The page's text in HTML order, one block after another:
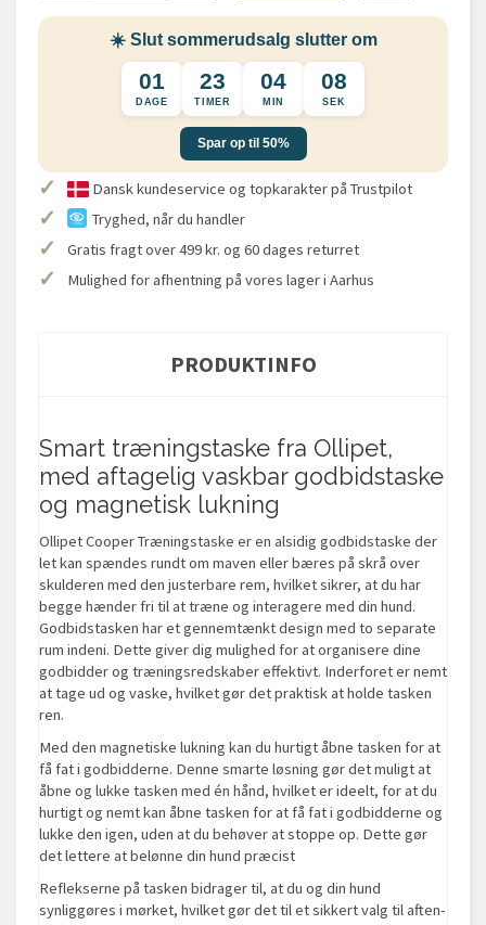
☀️ Slut sommerudsalg slutter om
01
DAGE
23
TIMER
04
MIN
07
SEK
Spar op til 50%
✓ Dansk kundeservice og topkarakter på Trustpilot
✓ Tryghed, når du handler
✓ Gratis fragt over 499 kr. og 60 dages returret
✓ Mulighed for afhentning på vores lager i Aarhus
PRODUKTINFO
Smart træningstaske fra Ollipet,
med aftagelig vaskbar godbidstaske
og magnetisk lukning
Ollipet Cooper Træningstaske er en alsidig godbidstaske der
let kan spændes rundt om maven eller bæres på skrå over
skulderen med den justerbare rem, hvilket sikrer, at du har
begge hænder fri til at træne og interagere med din hund.
Godbidstasken har et gennemtænkt design med to separate
rum indeni. Dette giver dig mulighed for at organisere dine
godbidder og træningsredskaber effektivt. Inderforet er nemt
at tage ud og vaske, hvilket gør det praktisk at holde tasken
ren.
Med den magnetiske lukning kan du hurtigt åbne tasken for at
få fat i godbidderne. Denne smarte løsning gør det muligt at
åbne og lukke tasken med én hånd, hvilket er ideelt, for at du
hurtigt og nemt kan åbne tasken for at få fat i godbidderne og
lukke den igen, uden at du behøver at stoppe op. Dette gør
det lettere at belønne din hund præcist
Reflekserne på tasken bidrager til, at du og din hund
synliggøres i mørket, hvilket gør det til et sikkert valg til aften-